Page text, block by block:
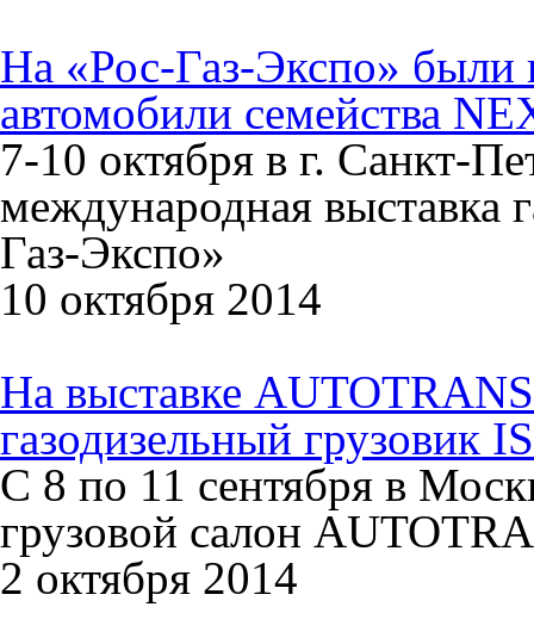
На «Рос-Газ-Экспо» были
автомобили семейства
7-10 октября в г. Санкт-
международная выставка
Газ-Экспо»
10 октября 2014
На выставке
газодизельный грузовик
С 8 по 11 сентября в
грузовой салон
2 октября 2014